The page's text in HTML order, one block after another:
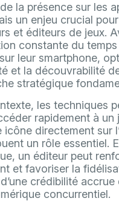
la présence sur les
un enjeu crucial
et éditeurs de jeux.
constante du
leur smartphone,
et la découvrabilité
stratégique
les techniques
rapidement à un
icône directement sur
un rôle essentiel.
un éditeur peut
et favoriser la
crédibilité accrue
concurrentiel.